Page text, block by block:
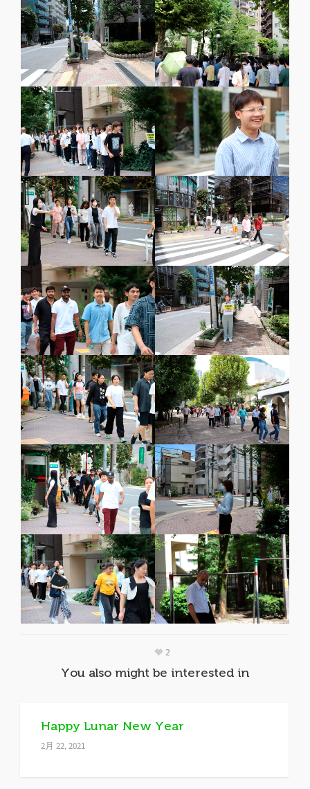
2
You also might be interested in
Happy Lunar New Year
2月 22, 2021